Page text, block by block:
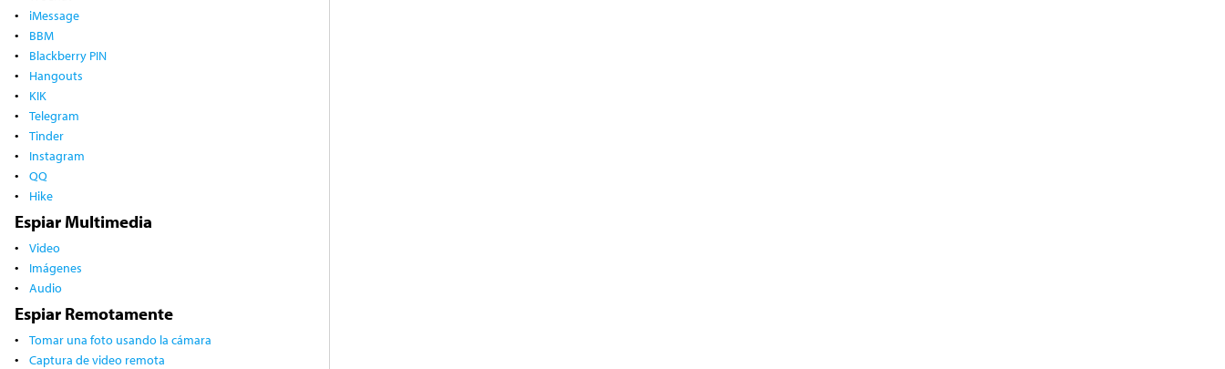
iMessage
BBM
Blackberry PIN
Hangouts
KIK
Telegram
Tinder
Instagram
QQ
Hike
Espiar Multimedia
Video
Imágenes
Audio
Espiar Remotamente
Tomar una foto usando la cámara
Captura de video remota